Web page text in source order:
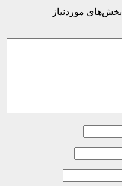
بخش‌های موردنیاز